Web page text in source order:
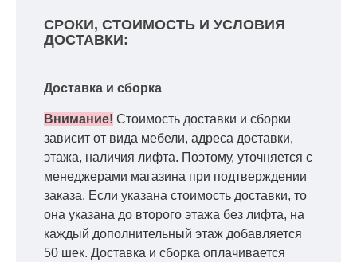
СРОКИ, СТОИМОСТЬ И УСЛОВИЯ
ДОСТАВКИ:
Доставка и сборка
Внимание! Стоимость доставки и сборки
зависит от вида мебели, адреса доставки,
этажа, наличия лифта. Поэтому, уточняется с
менеджерами магазина при подтверждении
заказа. Если указана стоимость доставки, то
она указана до второго этажа без лифта, на
каждый дополнительный этаж добавляется
50 шек. Доставка и сборка оплачивается